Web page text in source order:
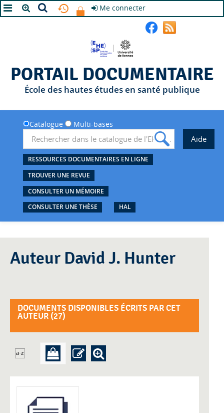
Me connecter
PORTAIL DOCUMENTAIRE
École des hautes études en santé publique
Catalogue Multi-bases
RESSOURCES DOCUMENTAIRES EN LIGNE
TROUVER UNE REVUE
CONSULTER UN MÉMOIRE
CONSULTER UNE THÈSE
HAL
Auteur David J. Hunter
DOCUMENTS DISPONIBLES ÉCRITS PAR CET
AUTEUR (27)